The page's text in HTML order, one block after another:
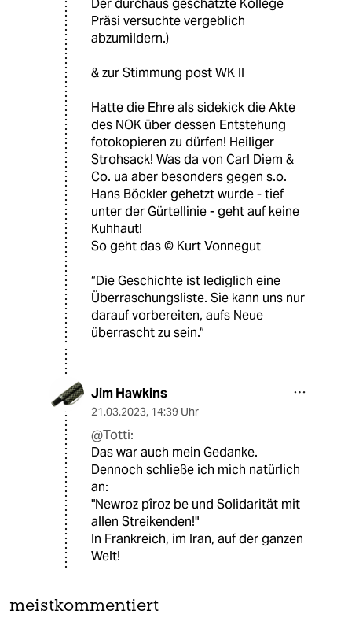
Der durchaus geschätzte Kollege
Präsi versuchte vergeblich
abzumildern.)
& zur Stimmung post WK II
Hatte die Ehre als sidekick die Akte
des NOK über dessen Entstehung
fotokopieren zu dürfen! Heiliger
Strohsack! Was da von Carl Diem &
Co. ua aber besonders gegen s.o.
Hans Böckler gehetzt wurde - tief
unter der Gürtellinie - geht auf keine
Kuhhaut!
So geht das ©️ Kurt Vonnegut
“Die Geschichte ist lediglich eine
Überraschungsliste. Sie kann uns nur
darauf vorbereiten, aufs Neue
überrascht zu sein.“
Jim Hawkins
21.03.2023, 14:39 Uhr
@Totti:
Das war auch mein Gedanke.
Dennoch schließe ich mich natürlich
an:
"Newroz pîroz be und Solidarität mit
allen Streikenden!"
In Frankreich, im Iran, auf der ganzen
Welt!
meistkommentiert